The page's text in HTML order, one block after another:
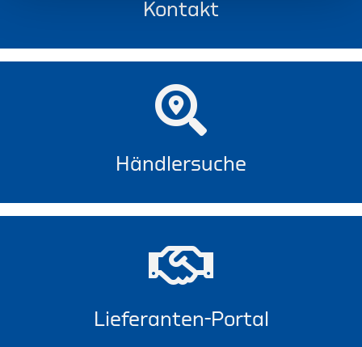
Kontakt
Händlersuche
Lieferanten-Portal